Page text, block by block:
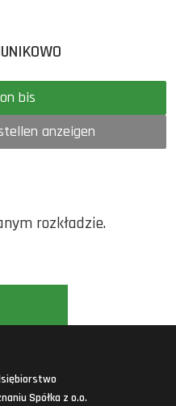
Gültig von bis
anzeigen
rozkładzie.
Spółka z o.o.